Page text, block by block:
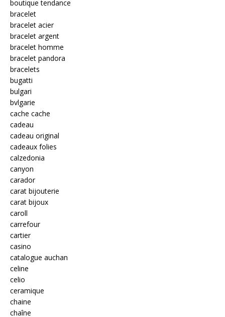
boutique tendance
bracelet
bracelet acier
bracelet argent
bracelet homme
bracelet pandora
bracelets
bugatti
bulgari
bvlgarie
cache cache
cadeau
cadeau original
cadeaux folies
calzedonia
canyon
carador
carat bijouterie
carat bijoux
caroll
carrefour
cartier
casino
catalogue auchan
celine
celio
ceramique
chaine
chaîne